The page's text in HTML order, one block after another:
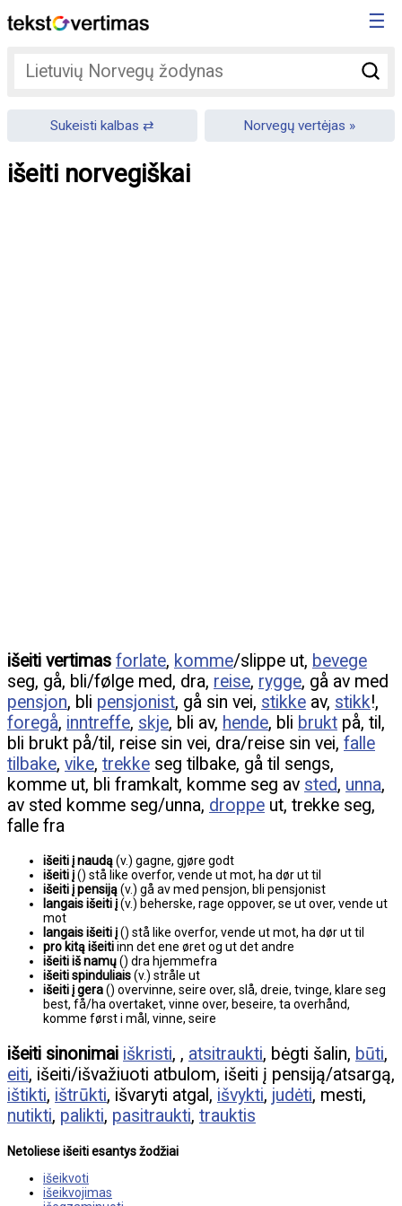
☰
Sukeisti kalbas Norvegų vertėjas
išeiti norvegiškai
išeiti vertimas forlate, komme/slippe ut, bevege
seg, gå, bli/følge med, dra, reise, rygge, gå av med
pensjon, bli pensjonist, gå sin vei, stikke av, stikk!,
foregå, inntreffe, skje, bli av, hende, bli brukt på, til,
bli brukt på/til, reise sin vei, dra/reise sin vei, falle
tilbake, vike, trekke seg tilbake, gå til sengs,
komme ut, bli framkalt, komme seg av sted, unna,
av sted komme seg/unna, droppe ut, trekke seg,
falle fra
išeiti į naudą(v.) gagne, gjøre godt
išeiti į() stå like overfor, vende ut mot, ha dør ut til
išeiti į pensiją(v.) gå av med pensjon, bli pensjonist
langais išeiti į(v.) beherske, rage oppover, se ut over, vende ut
mot
langais išeiti į() stå like overfor, vende ut mot, ha dør ut til
pro kitą išeitiinn det ene øret og ut det andre
išeiti iš namų() dra hjemmefra
išeiti spinduliais(v.) stråle ut
išeiti į gera() overvinne, seire over, slå, dreie, tvinge, klare seg
best, få/ha overtaket, vinne over, beseire, ta overhånd,
komme først i mål, vinne, seire
išeiti sinonimai iškristi, , atsitraukti, bėgti šalin, būti,
eiti, išeiti/išvažiuoti atbulom, išeiti į pensiją/atsargą,
ištikti, ištrūkti, išvaryti atgal, išvykti, judėti, mesti,
nutikti, palikti, pasitraukti, trauktis
Netoliese išeiti esantys žodžiai
išeikvoti
išeikvojimas